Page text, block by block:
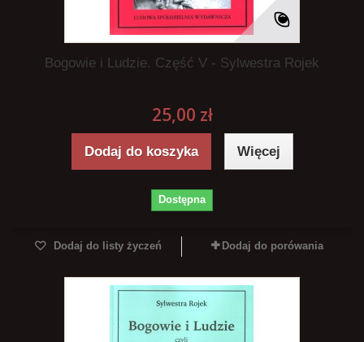
Bogowie i Ludzie. Część V - Sylwestra Rojek
25,00 zł
Dodaj do koszyka Więcej
Dostępna
Dodaj do listy życzeń Dodaj do porówania